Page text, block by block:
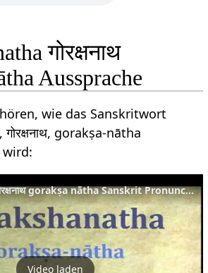
गोरक्षनाथ
Aussprache
wie das Sanskritwort
gorakṣa-nātha
Gorakshanatha गोरक्षनाथ gorakṣa nātha Sanskrit Pronunciation
Video laden